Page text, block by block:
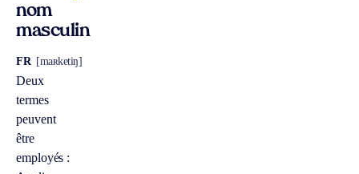
nom
masculin
FR [maʀketiŋ]
Deux
termes
peuvent
être
employés :